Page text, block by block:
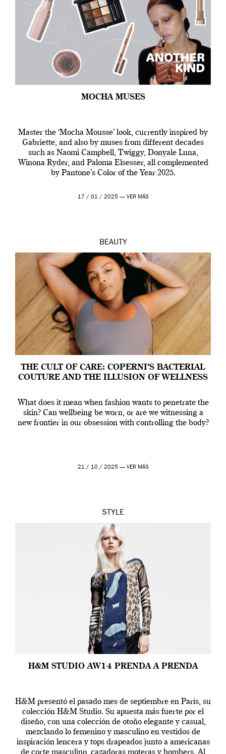
MOCHA MUSES
Master the ‘Mocha Mousse’ look, currently inspired by
Gabriette, and also by muses from different decades
such as Naomi Campbell, Twiggy, Donyale Luna,
Winona Ryder, and Paloma Elsesser, all complemented
by Pantone’s Color of the Year 2025.
17 / 01 / 2025 — VER MÁS
BEAUTY
THE CULT OF CARE: COPERNI’S BACTERIAL
COUTURE AND THE ILLUSION OF WELLNESS
What does it mean when fashion wants to penetrate the
skin? Can wellbeing be worn, or are we witnessing a
new frontier in our obsession with controlling the body?
21 / 10 / 2025 — VER MÁS
STYLE
H&M STUDIO AW14 PRENDA A PRENDA
H&M presentó el pasado mes de septiembre en París, su
colección H&M Studio. Su apuesta más fuerte por el
diseño, con una colección de otoño elegante y casual,
mezclando lo femenino y masculino en vestidos de
inspiración lencera y tops drapeados junto a americanas